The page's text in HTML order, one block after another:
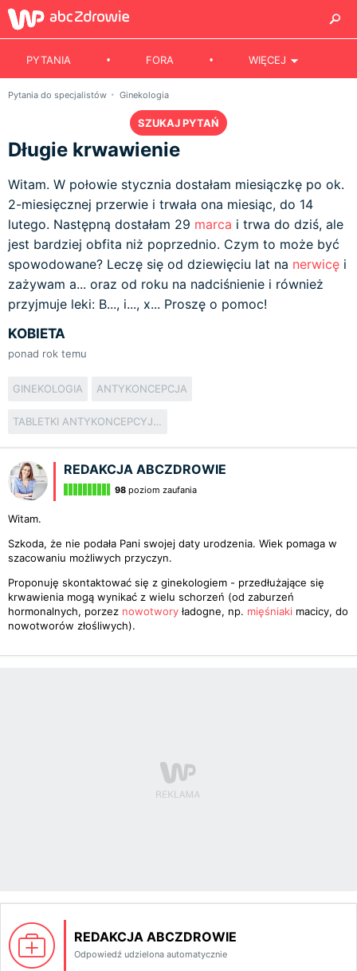
PYTANIA FORA WIĘCEJ
Pytania do specjalistów Ginekologia
SZUKAJ PYTAŃ
Długie krwawienie
Witam. W połowie stycznia dostałam miesiączkę po ok.
2-miesięcznej przerwie i trwała ona miesiąc, do 14
lutego. Następną dostałam 29 marca i trwa do dziś, ale
jest bardziej obfita niż poprzednio. Czym to może być
spowodowane? Leczę się od dziewięciu lat na nerwicę i
zażywam a... oraz od roku na nadciśnienie i również
przyjmuje leki: B..., i..., x... Proszę o pomoc!
KOBIETA
ponad rok temu
GINEKOLOGIA ANTYKONCEPCJA
TABLETKI ANTYKONCEPCYJNE
REDAKCJA ABCZDROWIE
98 poziom zaufania
Witam.
Szkoda, że nie podała Pani swojej daty urodzenia. Wiek pomaga w
szacowaniu możliwych przyczyn.
Proponuję skontaktować się z ginekologiem - przedłużające się
krwawienia mogą wynikać z wielu schorzeń (od zaburzeń
hormonalnych, porzez nowotwory ładogne, np. mięśniaki macicy, do
nowotworów złośliwych).
REDAKCJA ABCZDROWIE
Odpowiedź udzielona automatycznie